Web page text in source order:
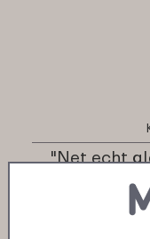
"Net echt
scherp
heel mooi